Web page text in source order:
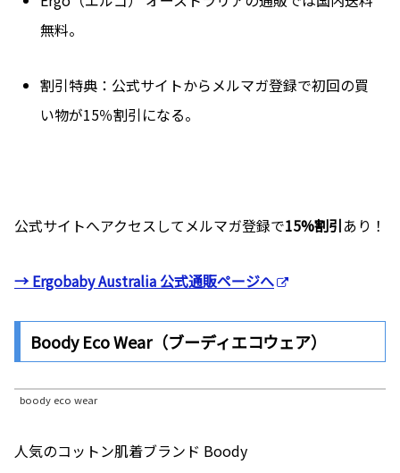
無料。
割引特典：公式サイトからメルマガ登録で初回の買
い物が15％割引になる。
公式サイトへアクセスしてメルマガ登録で15%割引あり！
→ Ergobaby Australia 公式通販ページへ
Boody Eco Wear（ブーディエコウェア）
boody eco wear
人気のコットン肌着ブランド Boody